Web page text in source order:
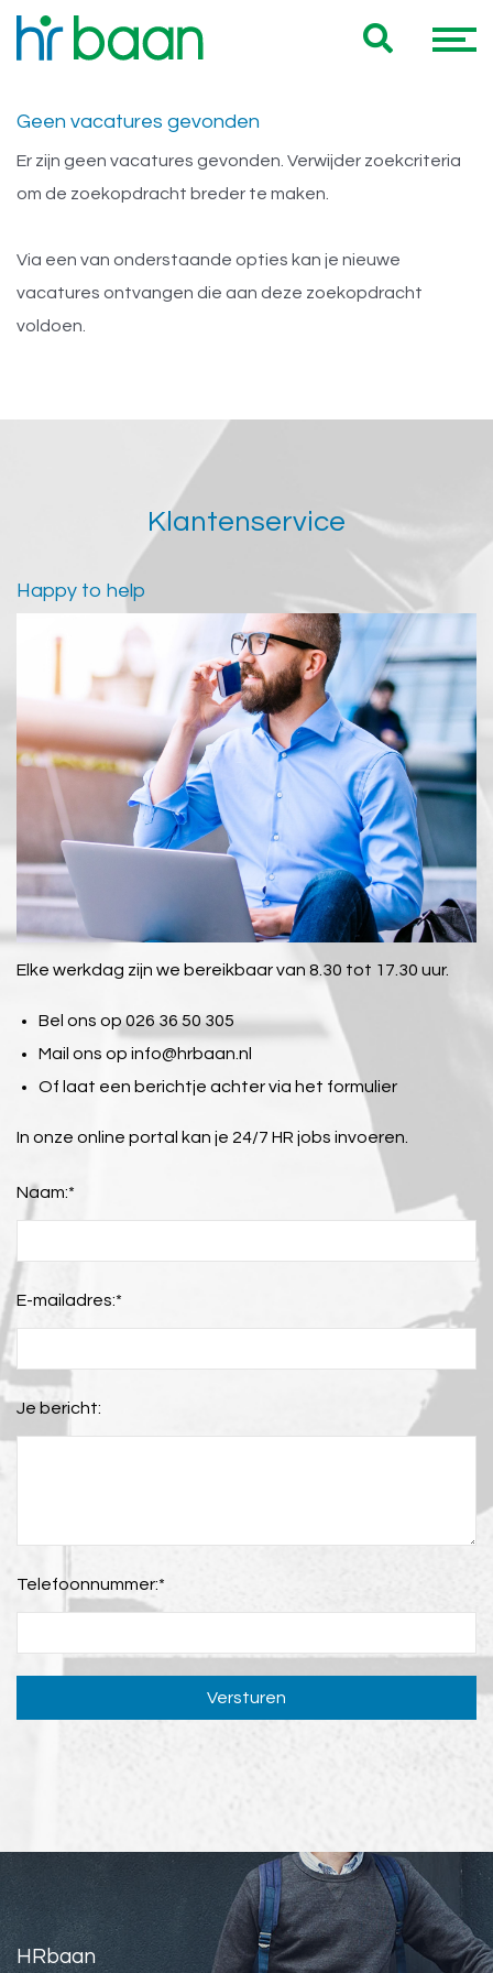
Onze 0 HR jobs voor jou
Geen vacatures gevonden
Er zijn geen vacatures gevonden. Verwijder zoekcriteria
om de zoekopdracht breder te maken.
Via een van onderstaande opties kan je nieuwe
vacatures ontvangen die aan deze zoekopdracht
voldoen.
Klantenservice
Happy to help
Elke werkdag zijn we bereikbaar van 8.30 tot 17.30 uur.
Bel ons op 026 36 50 305
Mail ons op info@hrbaan.nl
Of laat een berichtje achter via het formulier
In onze online portal kan je 24/7 HR jobs invoeren.
Naam:*
E-mailadres:*
Je bericht:
Telefoonnummer:*
Versturen
HRbaan